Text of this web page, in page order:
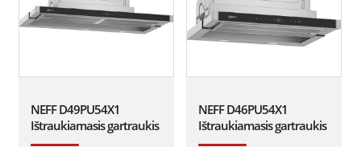
NEFF D49PU54X1
Ištraukiamasis gartraukis
NEFF D46PU54X1
Ištraukiamasis gartraukis